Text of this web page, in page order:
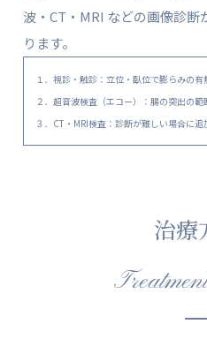
波・CT・MRI などの画像診
ります。
１．視診・触診：立位・臥位で膨らみの有
２．超音波検査（エコー）：腸の突出の範
３．CT・MRI検査：診断が難しい場合に
治療